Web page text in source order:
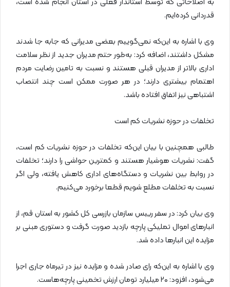
به اصلاحاتی که توسط استاندار فعلی در استان انجام شده است،
قدردانی کرده‌ایم.
وی با اشاره به این‌که نمی‌گوییم بعضی مدیرانی که جابه جا شدند
مشکل داشتند، اضافه کرد: به‌طور حتم مدیران جدید از نظر سلامت
اداری بالاتر از مدیران قبلی هستند و نسبت به تامین رضایت مردم
اهتمام بیشتری دارند؛ در هر صورت ممکن است چند انتصاب
اشتباهی نیز اتفاق افتاده باشد.
تخلفات در حوزه نشریات کم است
طالبی همچنین با بیان این‌که تخلفات در حوزه نشریات کم است،
گفت: نشریات هوشیار هستند و کمترین حواشی را دارند؛ تخلفات
در روابط بین نشریات و دستگاه‌های اداری کاهش یافته، ولی اگر
نسبت به تخلفات مطلع شویم قطعا برخورد می‌کنیم.
وی بیان کرد: در سفر رییس سازمان بازرسی کل کشور به استان قم، از
انبارهای اموال تملیکی پارچه بازدید صورت گرفت و دستوری مبنی بر
مزایده این انبارها داده شد.
وی با اشاره به این‌که رای صادر شده و مزایده نیز در تیرماه جاری اجرا
می‌شود، افزود: ۲۰ میلیارد تومان ارزش تخمینی پارچه‌هاست.